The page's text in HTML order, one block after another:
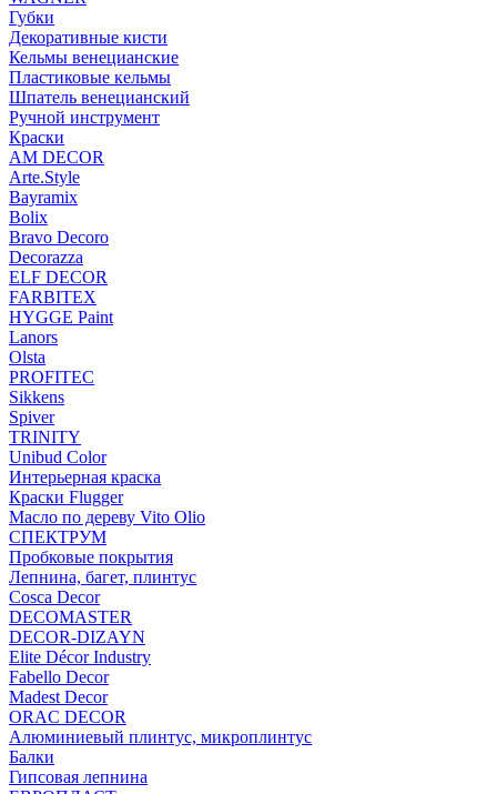
Губки
Декоративные кисти
Кельмы венецианские
Пластиковые кельмы
Шпатель венецианский
Ручной инструмент
Краски
AM DECOR
Arte.Style
Bayramix
Bolix
Bravo Decoro
Decorazza
ELF DECOR
FARBITEX
HYGGE Paint
Lanors
Olsta
PROFITEC
Sikkens
Spiver
TRINITY
Unibud Color
Интерьерная краска
Краски Flugger
Масло по дереву Vito Olio
СПЕКТРУМ
Пробковые покрытия
Лепнина, багет, плинтус
Cosca Decor
DECOMASTER
DECOR-DIZAYN
Elite Décor Industry
Fabello Decor
Madest Decor
ORAC DECOR
Алюминиевый плинтус, микроплинтус
Балки
Гипсовая лепнина